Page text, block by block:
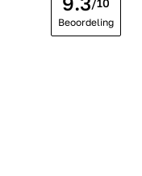
/10
Beoordeling